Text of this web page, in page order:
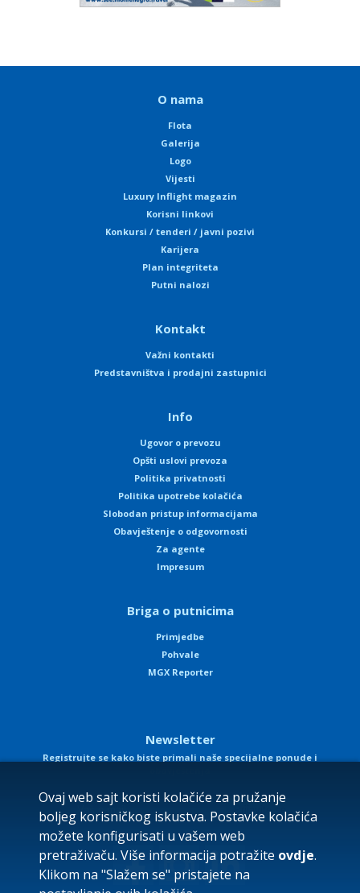
O nama
Flota
Galerija
Logo
Vijesti
Luxury Inflight magazin
Korisni linkovi
Konkursi / tenderi / javni pozivi
Karijera
Plan integriteta
Putni nalozi
Kontakt
Važni kontakti
Predstavništva i prodajni zastupnici
Info
Ugovor o prevozu
Opšti uslovi prevoza
Politika privatnosti
Politika upotrebe kolačića
Slobodan pristup informacijama
Obavještenje o odgovornosti
Za agente
Impresum
Briga o putnicima
Primjedbe
Pohvale
MGX Reporter
Newsletter
Registrujte se kako biste primali naše specijalne ponude i
Ovaj web sajt koristi kolačiće za pružanje
boljeg korisničkog iskustva. Postavke kolačića
možete konfigurisati u vašem web
pretraživaču. Više informacija potražite ovdje.
Klikom na "Slažem se" pristajete na